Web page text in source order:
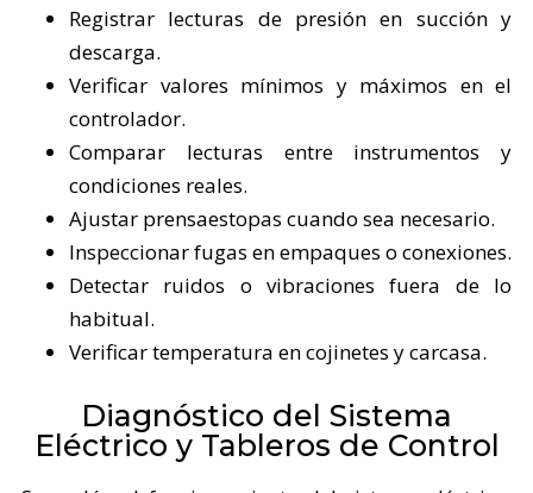
Registrar lecturas de presión en succión y
descarga.
Verificar valores mínimos y máximos en el
controlador.
Comparar lecturas entre instrumentos y
condiciones reales.
Ajustar prensaestopas cuando sea necesario.
Inspeccionar fugas en empaques o conexiones.
Detectar ruidos o vibraciones fuera de lo
habitual.
Verificar temperatura en cojinetes y carcasa.
Diagnóstico del Sistema
Eléctrico y Tableros de Control